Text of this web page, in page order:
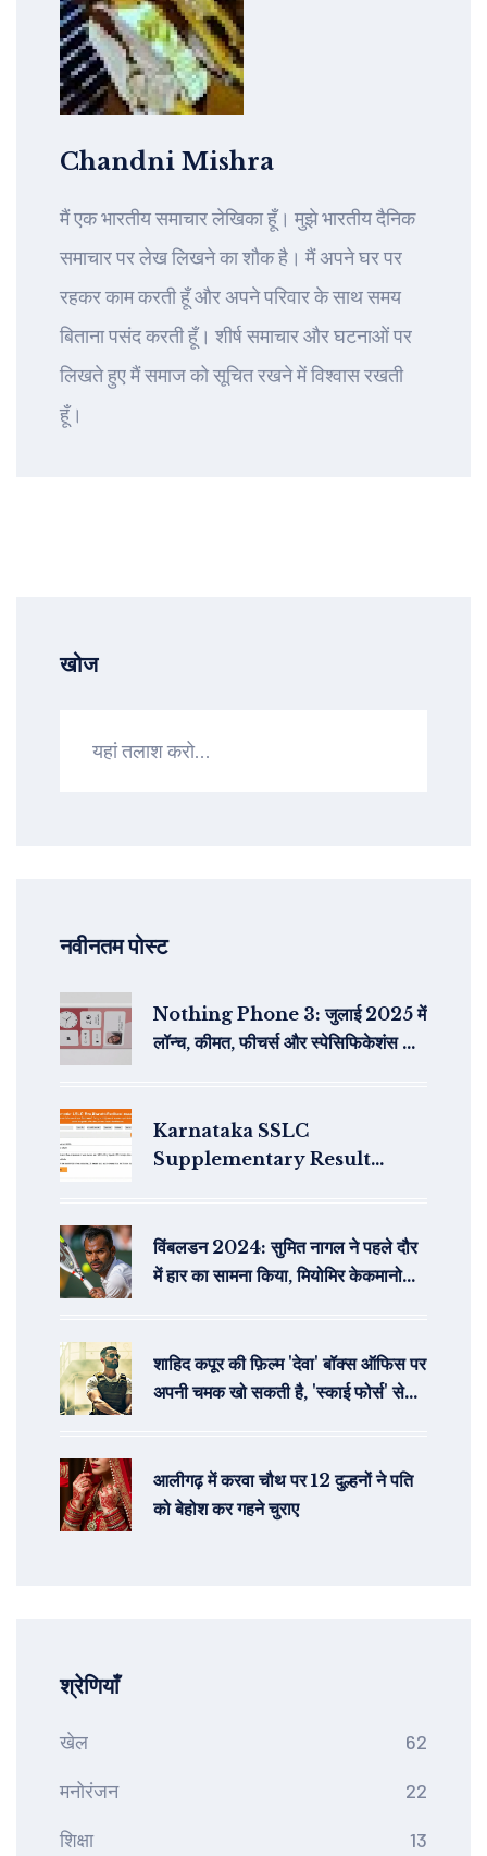
Chandni Mishra
मैं एक भारतीय समाचार लेखिका हूँ। मुझे भारतीय दैनिक
समाचार पर लेख लिखने का शौक है। मैं अपने घर पर
रहकर काम करती हूँ और अपने परिवार के साथ समय
बिताना पसंद करती हूँ। शीर्ष समाचार और घटनाओं पर
लिखते हुए मैं समाज को सूचित रखने में विश्वास रखती
हूँ।
खोज
नवीनतम पोस्ट
Nothing Phone 3: जुलाई 2025 में
लॉन्च, कीमत, फीचर्स और स्पेसिफिकेशंस की
Karnataka SSLC
Supplementary Result
विंबलडन 2024: सुमित नागल ने पहले दौर
में हार का सामना किया, मियोमिर केकमानोविच
शाहिद कपूर की फ़िल्म 'देवा' बॉक्स ऑफिस पर
अपनी चमक खो सकती है, 'स्काई फोर्स' से
आलीगढ़ में करवा चौथ पर 12 दुल्हनों ने पति
को बेहोश कर गहने चुराए
श्रेणियाँ
खेल 62
मनोरंजन 22
शिक्षा 13